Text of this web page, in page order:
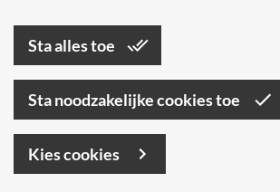
Sta alles toe
Sta noodzakelijke cookies toe
Kies cookies